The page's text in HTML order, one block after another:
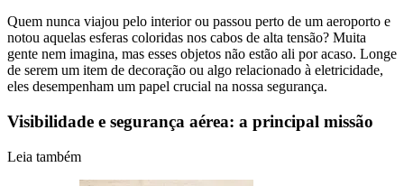
Quem nunca viajou pelo interior ou passou perto de um aeroporto e
notou aquelas esferas coloridas nos cabos de alta tensão? Muita
gente nem imagina, mas esses objetos não estão ali por acaso. Longe
de serem um item de decoração ou algo relacionado à eletricidade,
eles desempenham um papel crucial na nossa segurança.
Visibilidade e segurança aérea: a principal missão
Leia também